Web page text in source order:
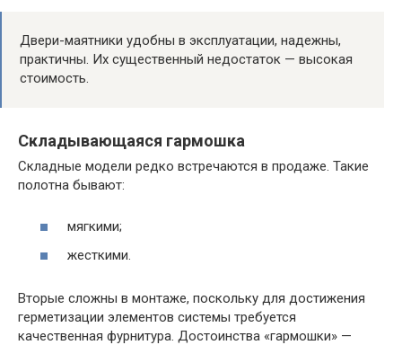
Двери-маятники удобны в эксплуатации, надежны,
практичны. Их существенный недостаток — высокая
стоимость.
Складывающаяся гармошка
Складные модели редко встречаются в продаже. Такие
полотна бывают:
мягкими;
жесткими.
Вторые сложны в монтаже, поскольку для достижения
герметизации элементов системы требуется
качественная фурнитура. Достоинства «гармошки» —